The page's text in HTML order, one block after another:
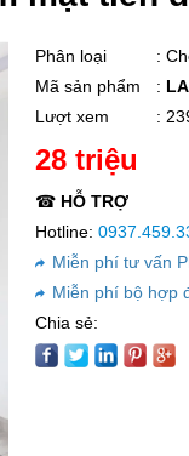
Phân loại
:
Mã sản phẩm
:
Lượt xem
:
28 triệu
☎ HỖ TRỢ
Hotline:
Miễn phí tư vấn
Miễn phí bộ hợp
Chia sẻ: